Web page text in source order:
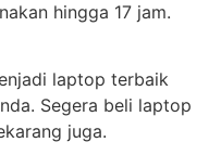
hingga 17 jam.
laptop terbaik
Segera beli laptop
juga.